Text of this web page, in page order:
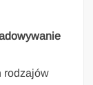
rodzajów